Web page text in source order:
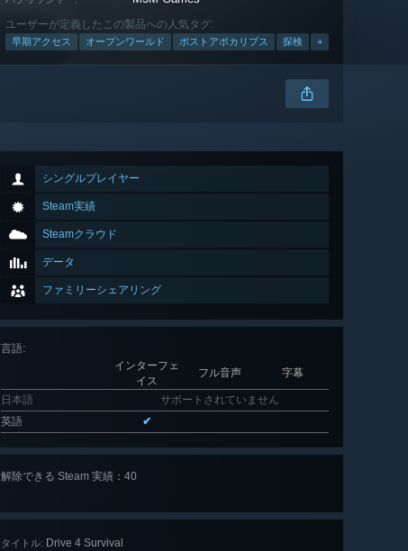
ユーザーが定義したこの製品への人気タグ:
早期アクセス オープンワールド ポストアポカリプス 探検 +
シングルプレイヤー
Steam実績
Steamクラウド
データ
ファミリーシェアリング
言語:
インターフェ
イス
フル音声 字幕
日本語
サポートされていません
英語
✔
解除できる Steam 実績：40
タイトル: Drive 4 Survival